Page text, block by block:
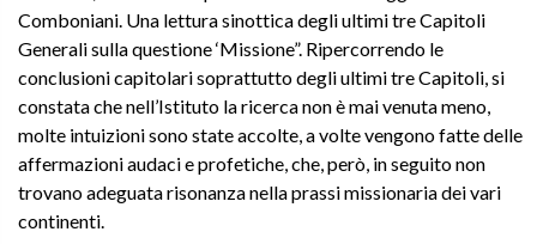
Comboniani. Una lettura sinottica degli ultimi tre Capitoli
Generali sulla questione ‘Missione”. Ripercorrendo le
conclusioni capitolari soprattutto degli ultimi tre Capitoli, si
constata che nell’Istituto la ricerca non è mai venuta meno,
molte intuizioni sono state accolte, a volte vengono fatte delle
affermazioni audaci e profetiche, che, però, in seguito non
trovano adeguata risonanza nella prassi missionaria dei vari
continenti.